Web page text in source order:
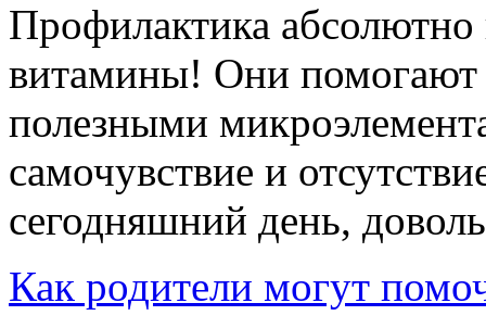
Профилактика абсолютно
витамины! Они помогают
полезными
самочувствие и
сегодняшний день,
Как родители могут